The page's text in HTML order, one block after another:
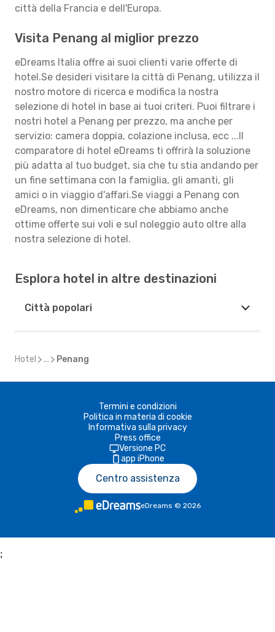
città della Francia e dell'Europa.
Visita Penang al miglior prezzo
eDreams Italia offre ai suoi clienti varie offerte di
hotel.Se desideri visitare la città di Penang, utilizza il
nostro motore di ricerca e modifica la nostra
selezione di hotel in base ai tuoi criteri. Puoi filtrare i
nostri hotel a Penang per prezzo, ma anche per
servizio: camera doppia, colazione inclusa, ecc ...Il
comparatore di hotel eDreams ti offrirà la soluzione
più adatta al tuo budget, sia che tu stia andando per
un fine settimana con la famiglia, gli amanti, gli
amici o in viaggio d'affari.Se viaggi a Penang con
eDreams, non dimenticare che abbiamo anche
ottime offerte sui voli e sul noleggio auto oltre alla
nostra selezione di hotel.
Esplora hotel in altre destinazioni
Città popolari
Hotel ... Penang
Termini e condizioni
Politica in materia di cookie
Informativa sulla privacy
Press office
Versione PC
app iPhone
Centro assistenza
eDreams © 2026
;